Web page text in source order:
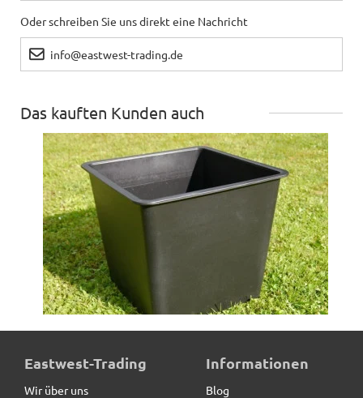
Oder schreiben Sie uns direkt eine Nachricht
info@eastwest-trading.de
Das kauften Kunden auch
Pflanzeinsatz L44x B44x H38cm
Eastwest-Trading
Wir über uns
Informationen
Blog